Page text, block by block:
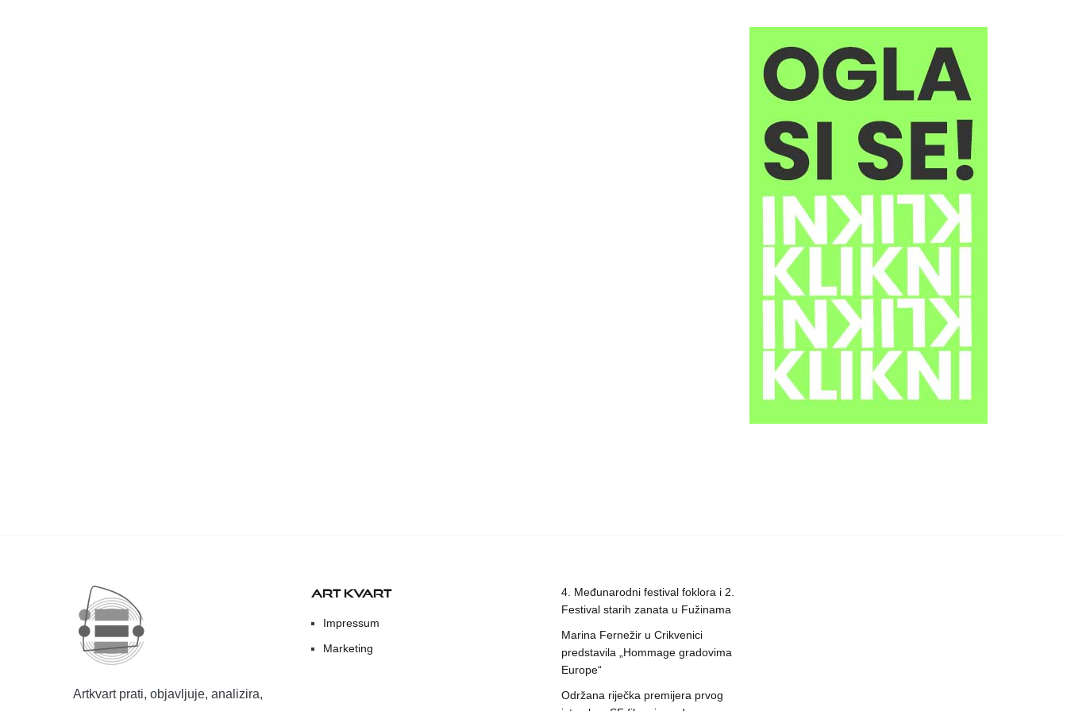
Artkvart prati, objavljuje, analizira,
ART KVART
Impressum
Marketing
4. Međunarodni festival foklora i 2.
Festival starih zanata u Fužinama
Marina Fernežir u Crikvenici
predstavila „Hommage gradovima
Europe“
Održana riječka premijera prvog